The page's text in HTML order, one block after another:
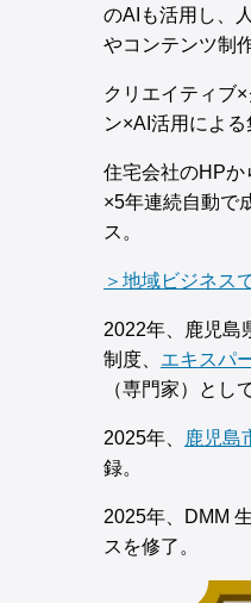
のAIも活用し、
やコンテンツ制
クリエイティブ
ン×AI活用による
住宅会社のHPか
×5年連続自動で
ス。
＞地域ビジネス
2022年、鹿児島
制度、 エキスパ
（専門家）とし
2025年、 鹿児島
録。
2025年、DMM
スを修了。